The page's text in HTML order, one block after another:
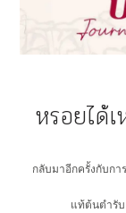
หรอยได้
กลับมาอีกครั้งกับกา
แท้ต้นตำรับ